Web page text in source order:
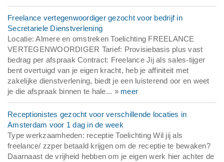
Freelance vertegenwoordiger gezocht voor bedrijf in
Secretariele Dienstverlening
Locatie: Almere en omstreken Toelichting FREELANCE
VERTEGENWOORDIGER Tarief: Provisiebasis plus vast
bedrag per afspraak Contract: Freelance Jij als sales-tijger
bent overtuigd van je eigen kracht, heb je affiniteit met
zakelijke dienstverlening, biedt je een luisterend oor en weet
je die afspraak binnen te hale... » meer
Receptionistes gezocht voor verschillende locaties in
Amsterdam voor 1 dag in de week
Type werkzaamheden: receptie Toelichting Wil jij als
freelance/ zzper betaald krijgen om de receptie te bewaken?
Daarnaast de vrijheid hebben om je eigen werk hier achter de